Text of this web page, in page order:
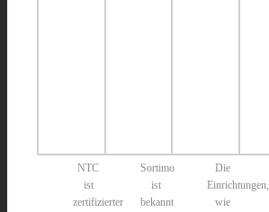
NTC
ist
zertifizierter
Sortimo
ist
bekannt
Die
Einrichtungen,
wie